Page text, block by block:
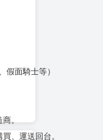
假面騎士等）
。
、運送回台。